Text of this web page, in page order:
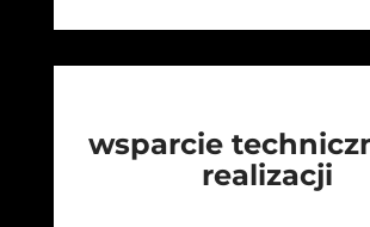
wsparcie
realizacji